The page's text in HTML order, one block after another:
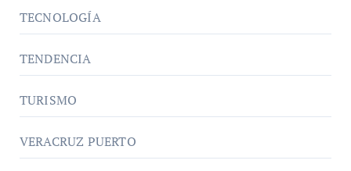
TECNOLOGÍA
TENDENCIA
TURISMO
VERACRUZ PUERTO